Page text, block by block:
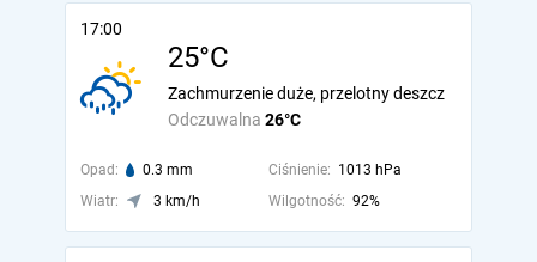
17:00
25°C
Odczuwalna 26°C
Zachmurzenie duże, przelotny deszcz
Opad: 0.3 mm Ciśnienie: 1013 hPa
Wiatr:
3 km/h Wilgotność: 92%